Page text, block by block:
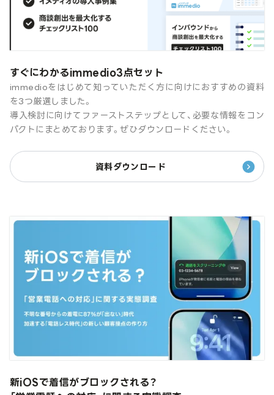
すぐにわかるimmedio3点セット
immedioをはじめて知っていただく方に向けにおすすめの資料
を3つ厳選しました。
導入検討に向けてファーストステップとして、必要な情報をコン
パクトにまとめております。ぜひダウンロードください。
資料ダウンロード
新iOSで着信がブロックされる？